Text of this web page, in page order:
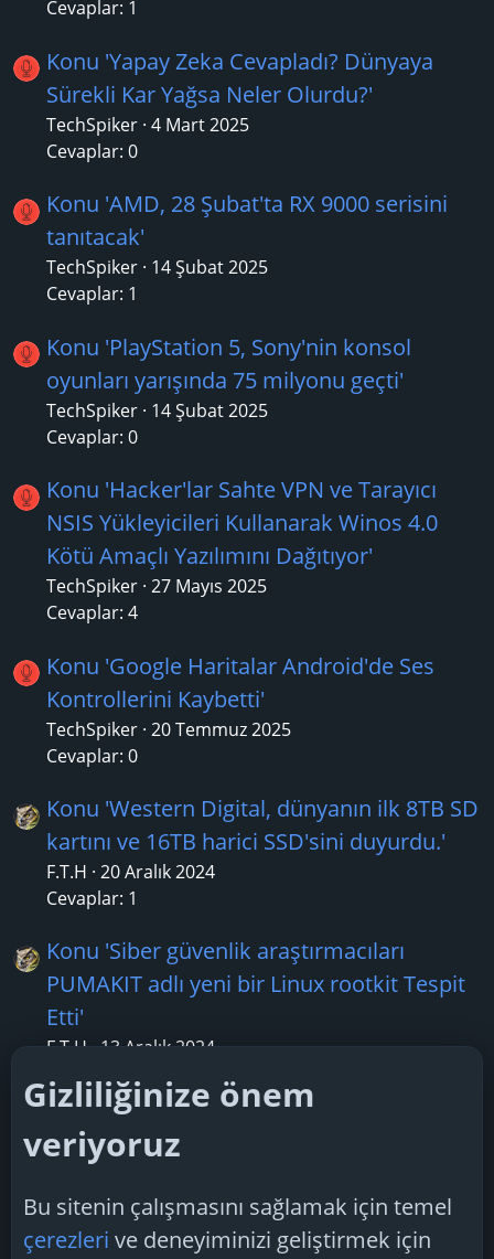
Cevaplar: 1
Konu 'Yapay Zeka Cevapladı? Dünyaya
Sürekli Kar Yağsa Neler Olurdu?'
TechSpiker 4 Mart 2025
Cevaplar: 0
Konu 'AMD, 28 Şubat'ta RX 9000 serisini
tanıtacak'
TechSpiker 14 Şubat 2025
Cevaplar: 1
Konu 'PlayStation 5, Sony'nin konsol
oyunları yarışında 75 milyonu geçti'
TechSpiker 14 Şubat 2025
Cevaplar: 0
Konu 'Hacker'lar Sahte VPN ve Tarayıcı
NSIS Yükleyicileri Kullanarak Winos 4.0
Kötü Amaçlı Yazılımını Dağıtıyor'
TechSpiker 27 Mayıs 2025
Cevaplar: 4
Konu 'Google Haritalar Android'de Ses
Kontrollerini Kaybetti'
TechSpiker 20 Temmuz 2025
Cevaplar: 0
Konu 'Western Digital, dünyanın ilk 8TB SD
kartını ve 16TB harici SSD'sini duyurdu.'
F.T.H 20 Aralık 2024
Cevaplar: 1
Konu 'Siber güvenlik araştırmacıları
PUMAKIT adlı yeni bir Linux rootkit Tespit
Etti'
F.T.H 13 Aralık 2024
Konu 'Microsoft, 10. Yıldönümünü
Kutlamak İçin Witcher 3 Temalı Xbox
Kontrolcülerini Tanıttı'
TechSpiker
22 Mayıs 2025
Cevaplar: 1
Gizliliğinize önem
veriyoruz
Bu sitenin çalışmasını sağlamak için temel
çerezleri ve deneyiminizi geliştirmek için